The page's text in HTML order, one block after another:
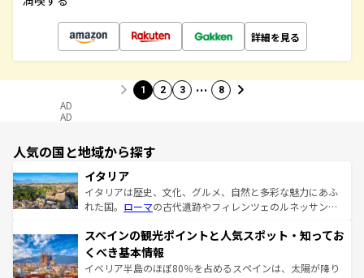
詳細を見る
1 2 3 … 8
AD
AD
人気の国と地域から探す
イタリア
イタリアは歴史、文化、グルメ、自然と多彩な魅力にあふ
れた国。 ローマの古代遺跡やフィレンツェのルネッサンス
ろん、トスカーナの美しい田園風景やアマルフィ海岸の絶
景など、自然景観も見逃せない。観光の合間には、本場の
ピザやパスタなど、絶品のイタリア料理を堪能することも
スペインの観光ポイントと人気スポット・知ってお
くべき基本情報
イベリア半島のほぼ80％を占めるスペインは、太陽が降り